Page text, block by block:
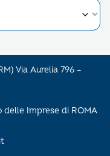
Via Aurelia 796 –
delle Imprese di ROMA